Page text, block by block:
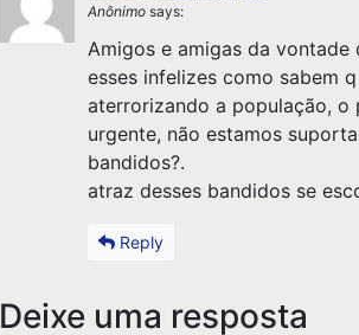
Anônimo says:
Amigos e amigas da
esses infelizes como sabem
aterrorizando a população,
urgente, não estamos
bandidos?.
atraz desses bandidos se
Reply
Deixe uma resposta